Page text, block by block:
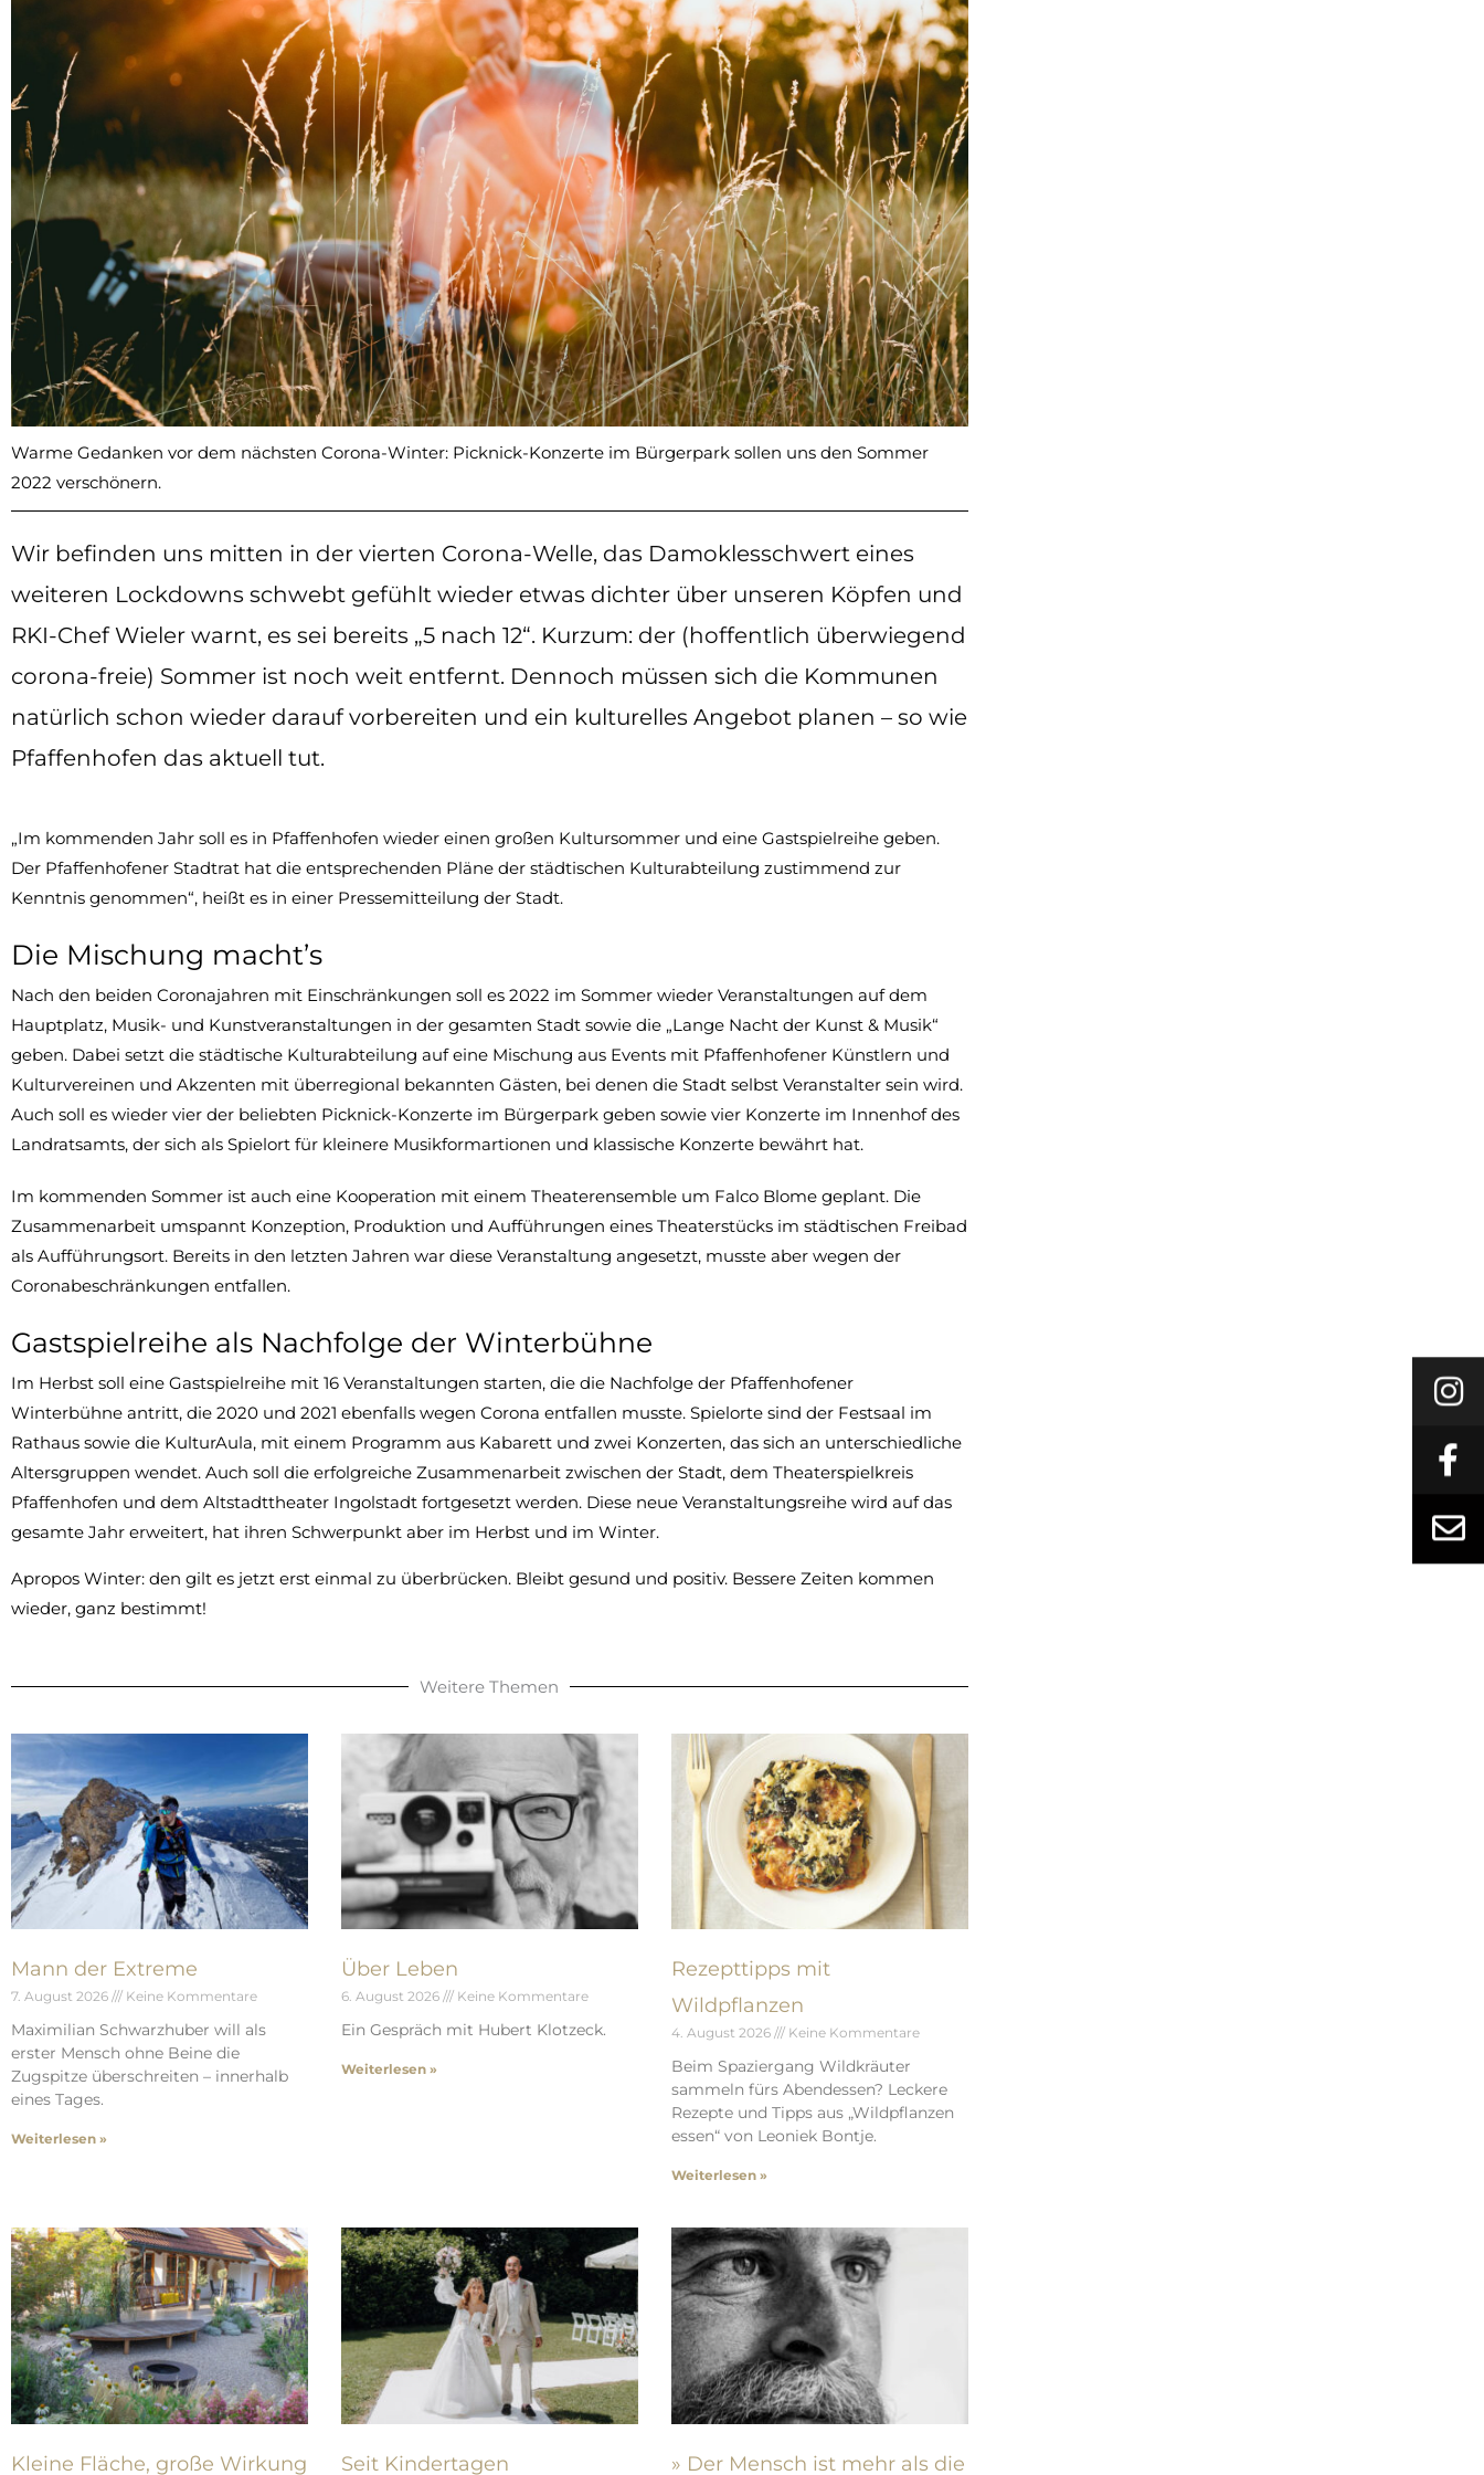
Warme Gedanken vor dem nächsten Corona-Winter: Picknick-Konzerte im Bürgerpark sollen uns den Sommer
2022 verschönern.
Wir befinden uns mitten in der vierten Corona-Welle, das Damoklesschwert eines
weiteren Lockdowns schwebt gefühlt wieder etwas dichter über unseren Köpfen und
RKI-Chef Wieler warnt, es sei bereits „5 nach 12“. Kurzum: der (hoffentlich überwiegend
corona-freie) Sommer ist noch weit entfernt. Dennoch müssen sich die Kommunen
natürlich schon wieder darauf vorbereiten und ein kulturelles Angebot planen – so wie
Pfaffenhofen das aktuell tut.
„Im kommenden Jahr soll es in Pfaffenhofen wieder einen großen Kultursommer und eine Gastspielreihe geben.
Der Pfaffenhofener Stadtrat hat die entsprechenden Pläne der städtischen Kulturabteilung zustimmend zur
Kenntnis genommen“, heißt es in einer Pressemitteilung der Stadt.
Die Mischung macht’s
Nach den beiden Coronajahren mit Einschränkungen soll es 2022 im Sommer wieder Veranstaltungen auf dem
Hauptplatz, Musik- und Kunstveranstaltungen in der gesamten Stadt sowie die „Lange Nacht der Kunst & Musik“
geben. Dabei setzt die städtische Kulturabteilung auf eine Mischung aus Events mit Pfaffenhofener Künstlern und
Kulturvereinen und Akzenten mit überregional bekannten Gästen, bei denen die Stadt selbst Veranstalter sein wird.
Auch soll es wieder vier der beliebten Picknick-Konzerte im Bürgerpark geben sowie vier Konzerte im Innenhof des
Landratsamts, der sich als Spielort für kleinere Musikformartionen und klassische Konzerte bewährt hat.
Im kommenden Sommer ist auch eine Kooperation mit einem Theaterensemble um Falco Blome geplant. Die
Zusammenarbeit umspannt Konzeption, Produktion und Aufführungen eines Theaterstücks im städtischen Freibad
als Aufführungsort. Bereits in den letzten Jahren war diese Veranstaltung angesetzt, musste aber wegen der
Coronabeschränkungen entfallen.
Gastspielreihe als Nachfolge der Winterbühne
Im Herbst soll eine Gastspielreihe mit 16 Veranstaltungen starten, die die Nachfolge der Pfaffenhofener
Winterbühne antritt, die 2020 und 2021 ebenfalls wegen Corona entfallen musste. Spielorte sind der Festsaal im
Rathaus sowie die KulturAula, mit einem Programm aus Kabarett und zwei Konzerten, das sich an unterschiedliche
Altersgruppen wendet. Auch soll die erfolgreiche Zusammenarbeit zwischen der Stadt, dem Theaterspielkreis
Pfaffenhofen und dem Altstadttheater Ingolstadt fortgesetzt werden. Diese neue Veranstaltungsreihe wird auf das
gesamte Jahr erweitert, hat ihren Schwerpunkt aber im Herbst und im Winter.
Apropos Winter: den gilt es jetzt erst einmal zu überbrücken. Bleibt gesund und positiv. Bessere Zeiten kommen
wieder, ganz bestimmt!
Weitere Themen
Mann der Extreme
7. August 2026 Keine Kommentare
Maximilian Schwarzhuber will als
erster Mensch ohne Beine die
Zugspitze überschreiten – innerhalb
eines Tages.
Weiterlesen »
Über Leben
6. August 2026 Keine Kommentare
Ein Gespräch mit Hubert Klotzeck.
Weiterlesen »
Rezepttipps mit
Wildpflanzen
4. August 2026 Keine Kommentare
Beim Spaziergang Wildkräuter
sammeln fürs Abendessen? Leckere
Rezepte und Tipps aus „Wildpflanzen
essen“ von Leoniek Bontje.
Weiterlesen »
Kleine Fläche, große Wirkung Seit Kindertagen
» Der Mensch ist mehr als die